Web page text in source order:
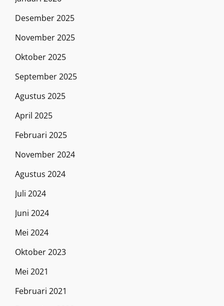
Desember 2025
November 2025
Oktober 2025
September 2025
Agustus 2025
April 2025
Februari 2025
November 2024
Agustus 2024
Juli 2024
Juni 2024
Mei 2024
Oktober 2023
Mei 2021
Februari 2021